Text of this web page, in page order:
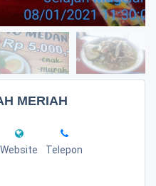
MERIAH
Website Telepon